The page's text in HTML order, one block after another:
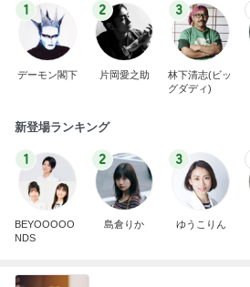
1
デーモン閣下
2
片岡愛之助
3
林下清志(ビッ
グダディ)
新登場ランキング
1
BEYOOOOO
NDS
2
島倉りか
3
ゆうこりん